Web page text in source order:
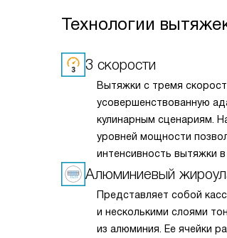
Технологии
3 скорости
Вытяжки с тремя
усовершенствованную
кулинарным сценариям.
уровней мощности
интенсивность вытяжки
нужд — будь то легкая
Алюминиевый
Представляет собой
и несколькими слоями
из алюминия. Ее ячейки